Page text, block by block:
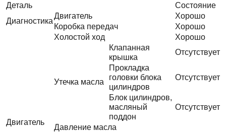
Деталь
Состояние
Диагностика
Двигатель
Хорошо
Коробка передач
Хорошо
Двигатель
Холостой ход Хорошо
Утечка масла
Клапанная
крышка
Отсутствует
Прокладка
головки блока
цилиндров
Отсутствует
Блок цилиндров,
масляный
поддон
Отсутствует
Давление масла